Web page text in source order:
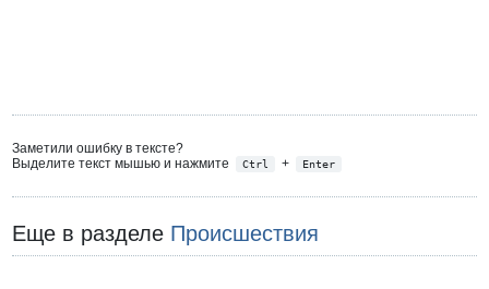
Заметили ошибку в тексте?
Выделите текст мышью и нажмите
Ctrl + Enter
Еще в разделе Происшествия